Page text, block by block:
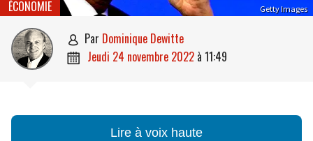
Getty Images
ÉCONOMIE
 par Dominique Dewitte
 jeudi 24 novembre 2022 à 11:49
Lire à voix haute